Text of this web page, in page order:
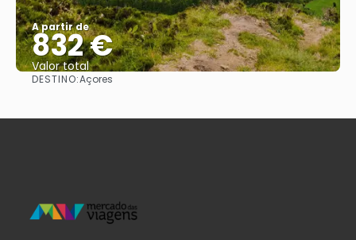
A partir de
832 €
Valor total
DESTINO:Açores